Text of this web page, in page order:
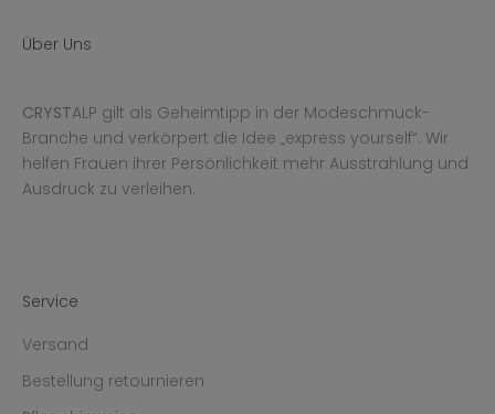
Über Uns
CRYSTALP gilt als Geheimtipp in der Modeschmuck-
Branche und verkörpert die Idee „express yourself“. Wir
helfen Frauen ihrer Persönlichkeit mehr Ausstrahlung und
Ausdruck zu verleihen.
Service
Versand
Bestellung retournieren